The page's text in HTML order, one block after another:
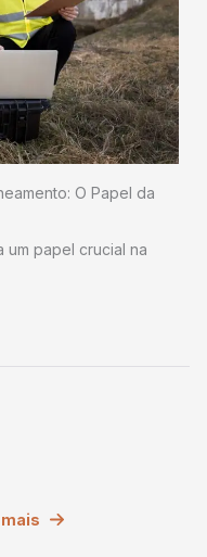
O Papel da
um papel crucial na